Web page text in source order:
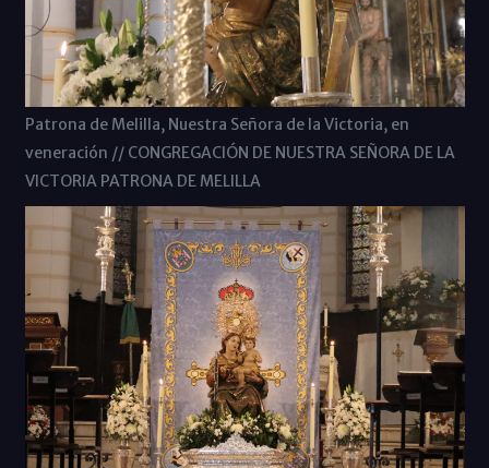
Patrona de Melilla, Nuestra Señora de la Victoria, en
veneración // CONGREGACIÓN DE NUESTRA SEÑORA DE LA
VICTORIA PATRONA DE MELILLA